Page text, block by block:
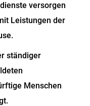
versorgen
Leistungen der
ständiger
Menschen